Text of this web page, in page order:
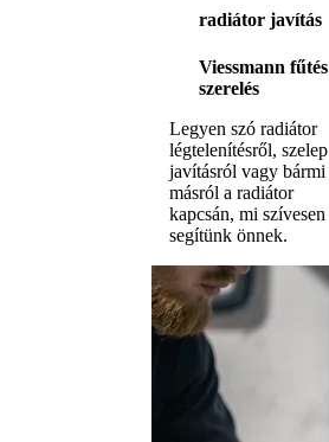
radiátor javítás
Viessmann fűtés
szerelés
Legyen szó radiátor
légtelenítésről, szelep
javításról vagy bármi
másról a radiátor
kapcsán, mi szívesen
segítünk önnek.